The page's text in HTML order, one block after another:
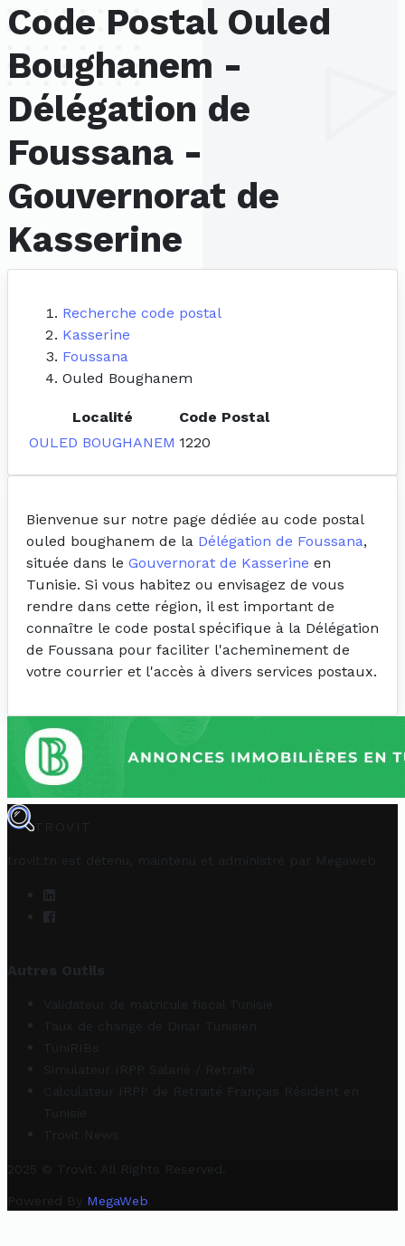
Code Postal Ouled
Boughanem -
Délégation de
Foussana -
Gouvernorat de
Kasserine
Recherche code postal
Kasserine
Foussana
Ouled Boughanem
Localité
Code Postal
OULED BOUGHANEM 1220
Bienvenue sur notre page dédiée au code postal
ouled boughanem de la Délégation de Foussana,
située dans le Gouvernorat de Kasserine en
Tunisie. Si vous habitez ou envisagez de vous
rendre dans cette région, il est important de
connaître le code postal spécifique à la Délégation
de Foussana pour faciliter l'acheminement de
votre courrier et l'accès à divers services postaux.
TROVIT
trovit.tn est détenu, maintenu et administré par Megaweb
Autres Outils
Validateur de matricule fiscal Tunisie
Taux de change de Dinar Tunisien
TuniRIBs
Simulateur IRPP Salarié / Retraité
Calculateur IRPP de Retraité Français Résident en
Tunisie
Trovit News
2025 © Trovit. All Rights Reserved.
Powered By MegaWeb